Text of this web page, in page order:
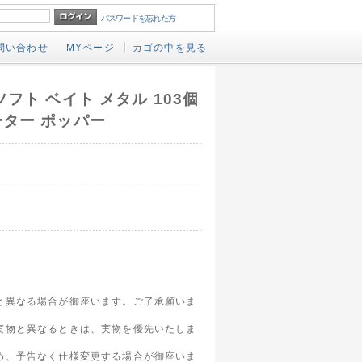
パスワードを忘れた方
い合わせ MYページ カゴの中を見る
フト ベイト メタル 103個
ー ポッパー
なる場合が御座います。ご了承願いま
と異なるときは、実物を優先いたしま
予告なく仕様変更する場合が御座いま